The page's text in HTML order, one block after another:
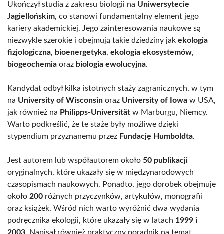
Ukończył studia z zakresu biologii na Uniwersytecie
Jagiellońskim, co stanowi fundamentalny element jego
kariery akademickiej. Jego zainteresowania naukowe są
niezwykle szerokie i obejmują takie dziedziny jak ekologia
fizjologiczna, bioenergetyka, ekologia ekosystemów,
biogeochemia oraz biologia ewolucyjna.
Kandydat odbył kilka istotnych staży zagranicznych, w tym
na University of Wisconsin oraz University of Iowa w USA,
jak również na Philipps-Universität w Marburgu, Niemcy.
Warto podkreślić, że te staże były możliwe dzięki
stypendium przyznanemu przez Fundację Humboldta.
Jest autorem lub współautorem około 50 publikacji
oryginalnych, które ukazały się w międzynarodowych
czasopismach naukowych. Ponadto, jego dorobek obejmuje
około 200 różnych przyczynków, artykułów, monografii
oraz książek. Wśród nich warto wyróżnić dwa wydania
podręcznika ekologii, które ukazały się w latach 1999 i